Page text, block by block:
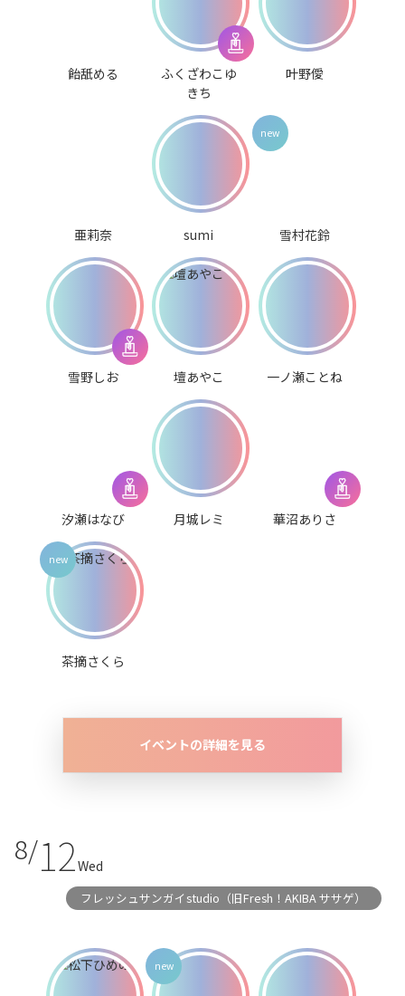
飴舐める
ふくざわこゆ
きち
叶野僾
亜莉奈 sumi 雪村花鈴
雪野しお 壇あやこ 一ノ瀬ことね
汐瀬はなび 月城レミ 華沼ありさ
茶摘さくら
イベントの詳細を見る
8/12Wed
フレッシュサンガイstudio（旧Fresh！AKIBA ササゲ）